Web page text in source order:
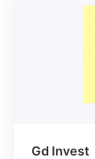
Gd Invest